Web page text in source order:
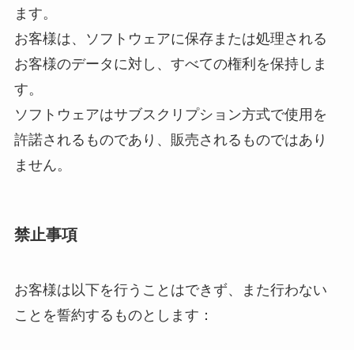
ます。
お客様は、ソフトウェアに保存または処理される
お客様のデータに対し、すべての権利を保持しま
す。
ソフトウェアはサブスクリプション方式で使用を
許諾されるものであり、販売されるものではあり
ません。
禁止事項
お客様は以下を行うことはできず、また行わない
ことを誓約するものとします：